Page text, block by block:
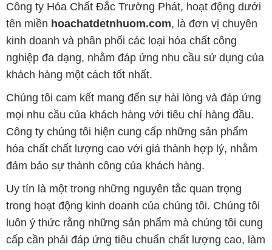
Công ty Hóa Chất Đắc Trường Phát, hoạt động dưới
tên miền hoachatdetnhuom.com, là đơn vị chuyên
kinh doanh và phân phối các loại hóa chất công
nghiệp đa dạng, nhằm đáp ứng nhu cầu sử dụng của
khách hàng một cách tốt nhất.
Chúng tôi cam kết mang đến sự hài lòng và đáp ứng
mọi nhu cầu của khách hàng với tiêu chí hàng đầu.
Công ty chúng tôi hiện cung cấp những sản phẩm
hóa chất chất lượng cao với giá thành hợp lý, nhằm
đảm bảo sự thành công của khách hàng.
Uy tín là một trong những nguyên tắc quan trọng
trong hoạt động kinh doanh của chúng tôi. Chúng tôi
luôn ý thức rằng những sản phẩm mà chúng tôi cung
cấp cần phải đáp ứng tiêu chuẩn chất lượng cao, làm